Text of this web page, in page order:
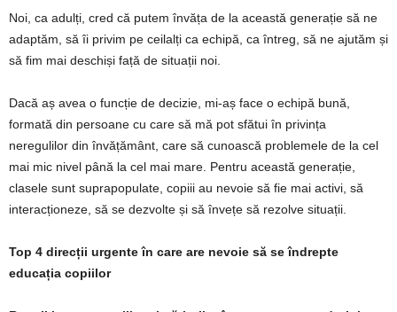
Noi, ca adulți, cred că putem învăța de la această generație să ne
adaptăm, să îi privim pe ceilalți ca echipă, ca întreg, să ne ajutăm și
să fim mai deschiși față de situații noi.
Dacă aș avea o funcție de decizie, mi-aș face o echipă bună,
formată din persoane cu care să mă pot sfătui în privința
neregulilor din învățământ, care să cunoască problemele de la cel
mai mic nivel până la cel mai mare. Pentru această generație,
clasele sunt suprapopulate, copiii au nevoie să fie mai activi, să
interacționeze, să se dezvolte și să învețe să rezolve situații.
Top 4 direcții urgente în care are nevoie să se îndrepte
educația copiilor